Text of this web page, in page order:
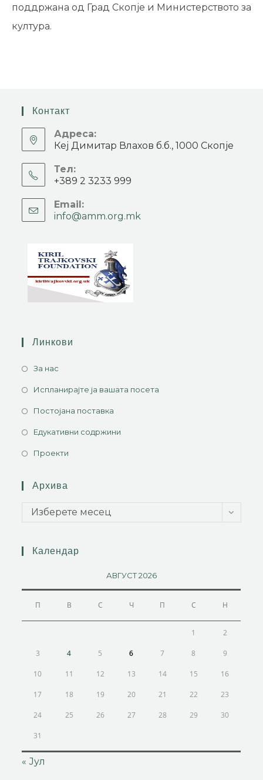
поддржана од Град Скопје и Министерството за
култура.
Контакт
Адреса:
Кеј Димитар Влахов б.б., 1000 Скопје
Тел:
+389 2 3233 999
Email:
info@amm.org.mk
Линкови
За нас
Испланирајте ја вашата посета
Постојана поставка
Едукативни содржини
Проекти
Архива
Изберете месец
Календар
АВГУСТ 2026
П В С Ч П С Н
1 2
3 4 5 6 7 8 9
10 11 12 13 14 15 16
17 18 19 20 21 22 23
24 25 26 27 28 29 30
31
« Јул